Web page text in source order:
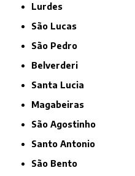
Lurdes
São Lucas
São Pedro
Belverderi
Santa Lucia
Magabeiras
São Agostinho
Santo Antonio
São Bento